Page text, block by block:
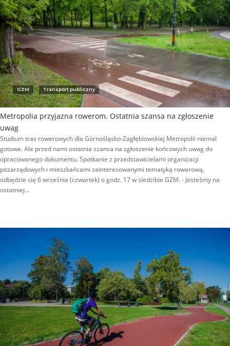
GZM Transport publiczny
Metropolia przyjazna rowerom. Ostatnia szansa na zgłoszenie
uwag
Studium tras rowerowych dla Górnośląsko-Zagłębiowskiej Metropolii niemal
gotowe. Ale przed nami ostatnia szansa na zgłoszenie końcowych uwag do
opracowanego dokumentu. Spotkanie z przedstawicielami organizacji
pozarządowych i mieszkańcami zainteresowanymi tematyką rowerową,
odbędzie się 6 września (czwartek) o godz. 17 w siedzibie GZM. - Jesteśmy na
ostatniej...